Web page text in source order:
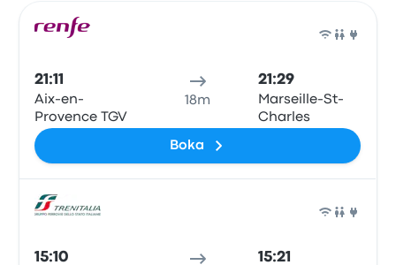
21:11
Aix-en-
Provence TGV
18m
21:29
Marseille-St-
Charles
Boka
15:10 15:21